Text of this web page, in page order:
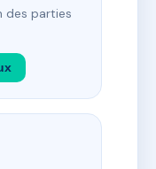
des parties